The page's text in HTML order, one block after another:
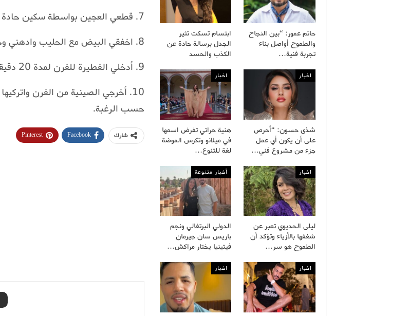
7. قطعي العجين بواسطة سكين حادة إلى مربعات دون الوصول لقعر الصينية.
8. اخفقي البيض مع الحليب وادهني وجه العجين.
9. أدخلي الفطيرة للفرن لمدة 20 دقيقة حتى تصبح ذهبية ومقرمشة.
حسب الرغبة.
شارك Facebook
Pinterest
حاتم عمور: “بين النجاح
والطموح أواصل بناء
تجربة فنية…
ابتسام تسكت تثير
الجدل برسالة حادة عن
الكذب والحسد
اخبار
شذى حسون: “أحرص
على أن يكون أي عمل
جزء من مشروع فني…
اخبار
هنية حراتي تفرض اسمها
في ميلانو وتكرس الموضة
لغة للتنوع…
اخبار
ليلى الحديوي تعبر عن
شغفها بالأزياء وتؤكد أن
الطموح هو سر…
أخبار متنوعة
الدولي البرتغالي ونجم
باريس سان جيرمان
فيتينيا يختار مراكش…
اخبار اخبار